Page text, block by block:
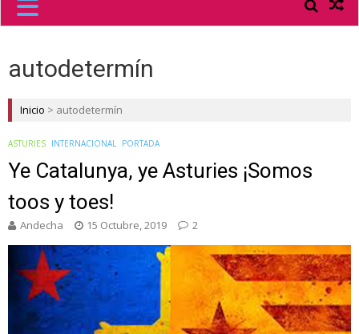
autodetermín
Inicio > autodetermín
ASTURIES INTERNACIONAL PORTADA
Ye Catalunya, ye Asturies ¡Somos
toos y toes!
Andecha 15 Octubre, 2019 2